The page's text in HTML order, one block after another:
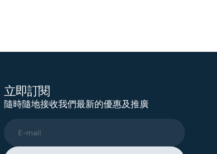
立即訂閱
隨時隨地接收我們最新的優惠及推廣
E-mail